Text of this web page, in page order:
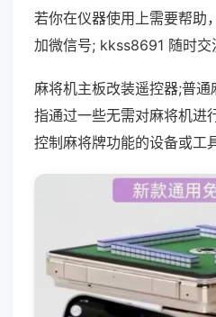
若你在仪器使用上需要帮助
加微信号; kkss8691 随时交
麻将机主板改装遥控器;普
指通过一些无需对麻将机进
控制麻将牌功能的设备或工